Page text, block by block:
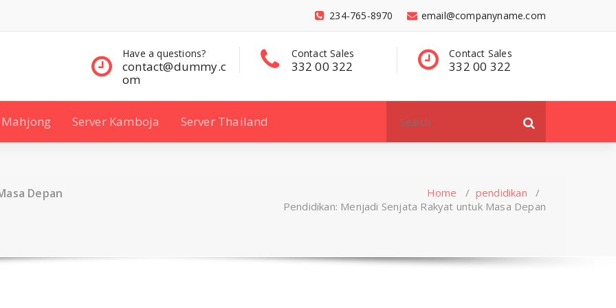
email@companyname.com
234-765-8970
Contact Sales
332 00 322
Contact Sales
332 00 322
Have a questions?
contact@dummy
Mahjong Server Kamboja Server Thailand
for:
Depan Home / pendidikan /
Pendidikan: Menjadi Senjata Rakyat untuk Masa Depan